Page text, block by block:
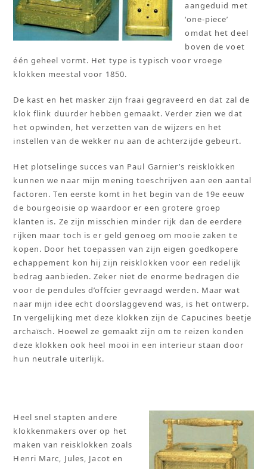
aangeduid met
‘one-piece’
omdat het deel
boven de voet
één geheel vormt. Het type is typisch voor vroege
klokken meestal voor 1850.
De kast en het masker zijn fraai gegraveerd en dat zal de
klok flink duurder hebben gemaakt. Verder zien we dat
het opwinden, het verzetten van de wijzers en het
instellen van de wekker nu aan de achterzijde gebeurt.
Het plotselinge succes van Paul Garnier’s reisklokken
kunnen we naar mijn mening toeschrijven aan een aantal
factoren. Ten eerste komt in het begin van de 19e eeuw
de bourgeoisie op waardoor er een grotere groep
klanten is. Ze zijn misschien minder rijk dan de eerdere
rijken maar toch is er geld genoeg om mooie zaken te
kopen. Door het toepassen van zijn eigen goedkopere
echappement kon hij zijn reisklokken voor een redelijk
bedrag aanbieden. Zeker niet de enorme bedragen die
voor de pendules d’offcier gevraagd werden. Maar wat
naar mijn idee echt doorslaggevend was, is het ontwerp.
In vergelijking met deze klokken zijn de Capucines beetje
archaïsch. Hoewel ze gemaakt zijn om te reizen konden
deze klokken ook heel mooi in een interieur staan door
hun neutrale uiterlijk.
Heel snel stapten andere
klokkenmakers over op het
maken van reisklokken zoals
Henri Marc, Jules, Jacot en